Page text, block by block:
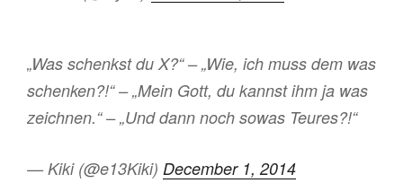
„Was schenkst du X?“ – „Wie, ich muss dem was
schenken?!“ – „Mein Gott, du kannst ihm ja was
zeichnen.“ – „Und dann noch sowas Teures?!“
— Kiki (@e13Kiki) December 1, 2014